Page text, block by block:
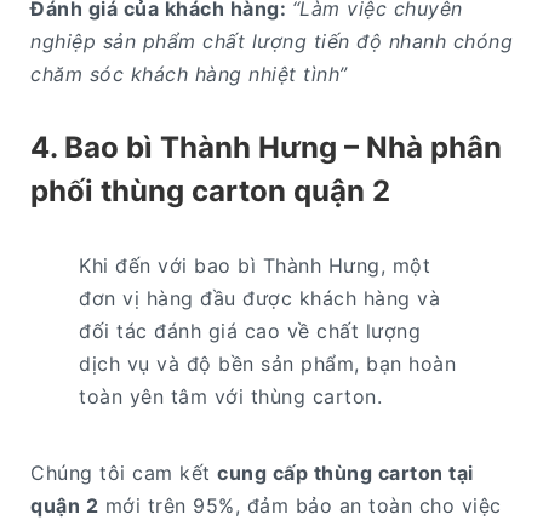
Đánh giá của khách hàng: “Làm việc chuyên
nghiệp sản phẩm chất lượng tiến độ nhanh chóng
chăm sóc khách hàng nhiệt tình”
4. Bao bì Thành Hưng – Nhà phân
phối thùng carton quận 2
Khi đến với bao bì Thành Hưng, một
đơn vị hàng đầu được khách hàng và
đối tác đánh giá cao về chất lượng
dịch vụ và độ bền sản phẩm, bạn hoàn
toàn yên tâm với thùng carton.
Chúng tôi cam kết cung cấp thùng carton tại
quận 2 mới trên 95%, đảm bảo an toàn cho việc